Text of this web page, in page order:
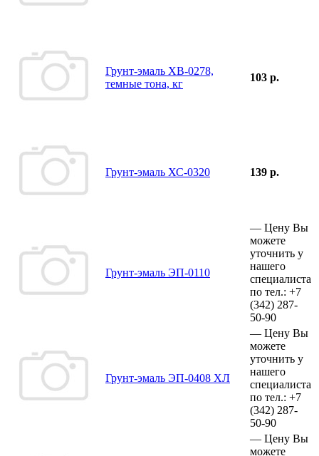
Грунт-эмаль ХВ-0278,
темные тона, кг
103 р.
Грунт-эмаль ХС-0320 139 р.
Грунт-эмаль ЭП-0110
— Цену Вы
можете
уточнить у
нашего
специалиста
по тел.: +7
(342) 287-
50-90
Грунт-эмаль ЭП-0408 ХЛ
— Цену Вы
можете
уточнить у
нашего
специалиста
по тел.: +7
(342) 287-
50-90
— Цену Вы
можете